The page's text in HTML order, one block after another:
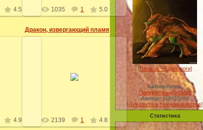
4.5 1035 1 5.0
4.9
Дракон, извергающий пламя
2139 1 4.8
[Пегасы ~ Единороги]
Библиотека:
Поверженный кумир
Автор: НИКУШКА
[Луч света в темном царстве]
Статистика